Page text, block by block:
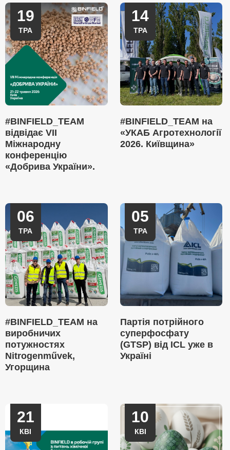
19
ТРА
#BINFIELD_TEAM
відвідає VII
Міжнародну
конференцію
«Добрива України».
14
ТРА
#BINFIELD_TEAM на
«УКАБ Агротехнології
2026. Київщина»
06
ТРА
#BINFIELD_TEAM на
виробничих
потужностях
Nitrogenművek,
Угорщина
05
ТРА
Партія потрійного
суперфосфату
(GTSP) від ICL уже в
Україні
21
КВІ
10
КВІ